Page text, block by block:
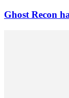
Ghost Recon